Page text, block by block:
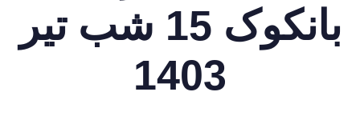
بانکوک 15 شب تیر
1403